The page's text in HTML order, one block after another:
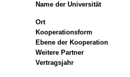
Name der Universität
Ort
Kooperationsform
Ebene der Kooperation
Weitere Partner
Vertragsjahr